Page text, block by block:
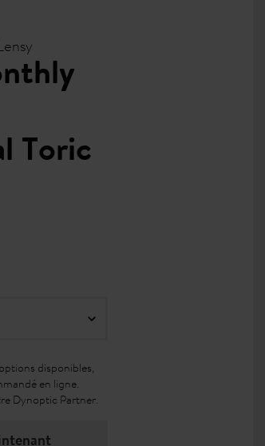
Toric
disponibles,
en ligne.
Dynoptic Partner.